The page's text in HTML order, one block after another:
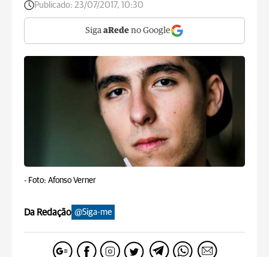
Publicado: 23/07/2017, 10:30
Siga aRede no Google
- Foto: Afonso Verner
Da Redação @Siga-me